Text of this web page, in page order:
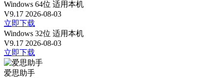
Windows 64位 适用本机
V9.17 2026-08-03
立即下载
Windows 32位 适用本机
V9.17 2026-08-03
立即下载
爱思助手